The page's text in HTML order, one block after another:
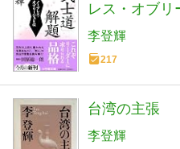
レス・オブリ
り- 4-2)
李登輝
217
台湾の主張
李登輝